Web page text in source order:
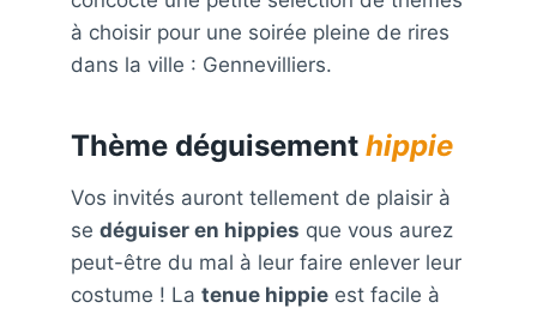
à choisir pour une soirée pleine de rires
dans la ville : Gennevilliers.
Thème déguisement hippie
Vos invités auront tellement de plaisir à
se déguiser en hippies que vous aurez
peut-être du mal à leur faire enlever leur
costume ! La tenue hippie est facile à